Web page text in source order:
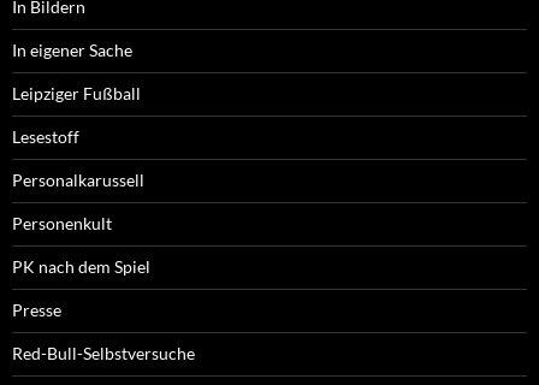
In Bildern
In eigener Sache
Leipziger Fußball
Lesestoff
Personalkarussell
Personenkult
PK nach dem Spiel
Presse
Red-Bull-Selbstversuche